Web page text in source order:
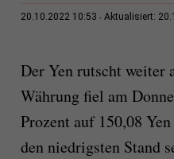
20.10.2022 10:53 Aktualisiert:
Der Yen rutscht weiter
Währung fiel am
Prozent auf 150,08
den niedrigsten Stand